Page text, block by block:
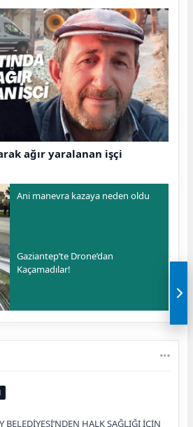
ağır yaralanan işçi
Ani manevra kazaya neden oldu
Gaziantep’te Drone’dan
Kaçamadılar!
BELEDİYESİ’NDEN HALK SAĞLIĞI İÇİN